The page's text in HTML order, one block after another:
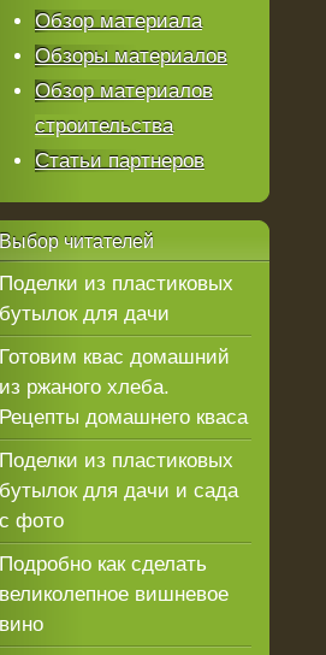
Обзор материала
Обзоры материалов
Обзор материалов
строительства
Статьи партнеров
Выборчитателей
Поделки из пластиковых
бутылок для дачи
Готовим квас домашний
из ржаного хлеба.
Рецепты домашнего кваса
Поделки из пластиковых
бутылок для дачи и сада
с фото
Подробно как сделать
великолепное вишневое
вино